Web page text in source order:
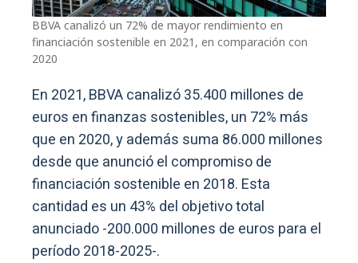
BBVA canalizó un 72% de mayor rendimiento en
financiación sostenible en 2021, en comparación con
2020
En 2021, BBVA canalizó 35.400 millones de
euros en finanzas sostenibles, un 72% más
que en 2020, y además suma 86.000 millones
desde que anunció el compromiso de
financiación sostenible en 2018. Esta
cantidad es un 43% del objetivo total
anunciado -200.000 millones de euros para el
período 2018-2025-.